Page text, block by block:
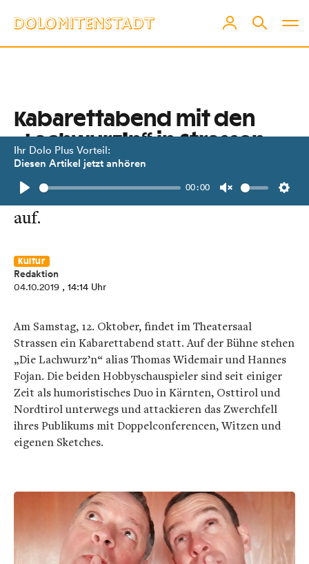
Ihr Dolo Plus Vorteil:
Diesen Artikel jetzt anhören
Play
00:00
Unmute
Kabarettabend mit den
„Lachwurz’n“ in Strassen
Thomas Widemair und Hannes Fojan
treten am 12. Oktober im Theatersaal
auf.
Kultur
Redaktion
04.10.2019 , 14:14 Uhr
Am Samstag, 12. Oktober, findet im Theatersaal
Strassen ein Kabarettabend statt. Auf der Bühne stehen
„Die Lachwurz’n“ alias Thomas Widemair und Hannes
Fojan. Die beiden Hobbyschauspieler sind seit einiger
Zeit als humoristisches Duo in Kärnten, Osttirol und
Nordtirol unterwegs und attackieren das Zwerchfell
ihres Publikums mit Doppelconferencen, Witzen und
eigenen Sketches.